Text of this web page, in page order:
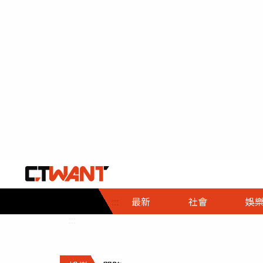
::: 最新 社會
社會首頁
時事
調查
娛樂
娛樂首頁
即時
財經首頁
熱線
政